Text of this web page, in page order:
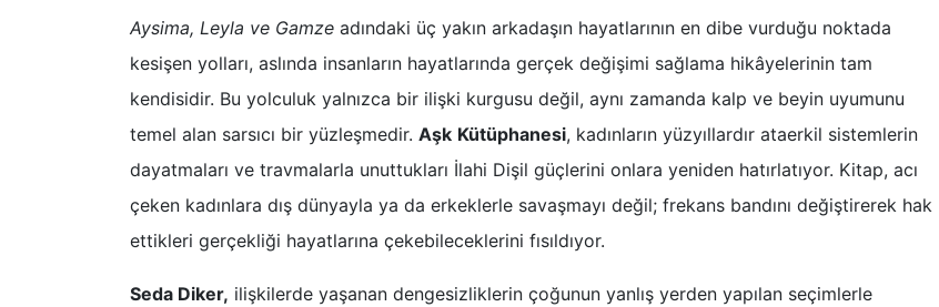
Aysima, Leyla ve Gamze adındaki üç yakın arkadaşın hayatlarının en dibe vurduğu noktada
kesişen yolları, aslında insanların hayatlarında gerçek değişimi sağlama hikâyelerinin tam
kendisidir. Bu yolculuk yalnızca bir ilişki kurgusu değil, aynı zamanda kalp ve beyin uyumunu
temel alan sarsıcı bir yüzleşmedir. Aşk Kütüphanesi, kadınların yüzyıllardır ataerkil sistemlerin
dayatmaları ve travmalarla unuttukları İlahi Dişil güçlerini onlara yeniden hatırlatıyor. Kitap, acı
çeken kadınlara dış dünyayla ya da erkeklerle savaşmayı değil; frekans bandını değiştirerek hak
ettikleri gerçekliği hayatlarına çekebileceklerini fısıldıyor.
Seda Diker, ilişkilerde yaşanan dengesizliklerin çoğunun yanlış yerden yapılan seçimlerle